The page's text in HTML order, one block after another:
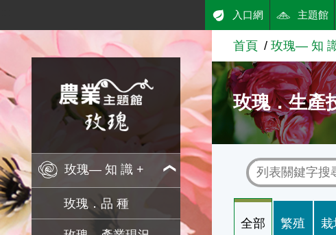
跳到主要內容
農業知識入口網
玫瑰— 知 識 +
玫瑰．品 種
入口網 主題館
首頁 玫瑰— 知
玫瑰．生產
全部 繁殖 栽